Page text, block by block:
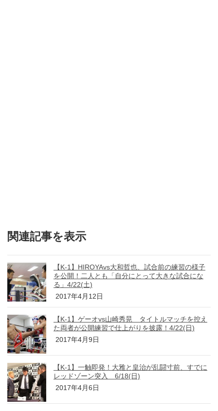
関連記事を表示
【K-1】HIROYAvs大和哲也、試合前の練習の様子
を公開！二人とも「自分にとって大きな試合にな
る」4/22(土)
2017年4月12日
【K-1】ゲーオvs山崎秀晃 タイトルマッチを控え
た両者が公開練習で仕上がりを披露！4/22(日)
2017年4月9日
【K-1】一触即発！大雅と皇治が乱闘寸前、すでに
レッドゾーン突入 6/18(日)
2017年4月6日